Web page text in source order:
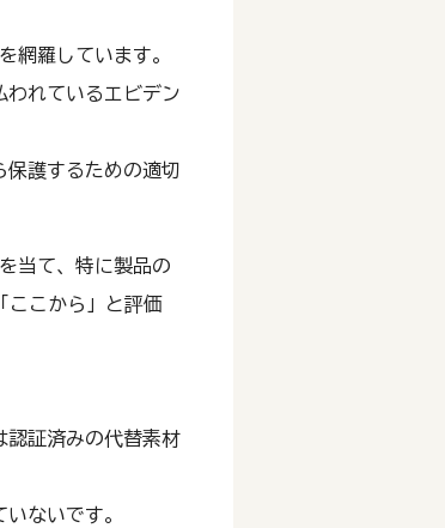
網羅しています。
われているエビデン
保護するための適切
当て、特に製品の
ここから」と評価
認証済みの代替素材
ないです。